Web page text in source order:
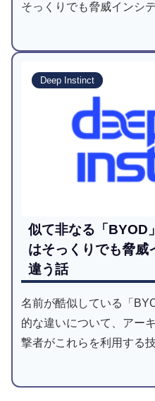
そっくりでも脅威インシ
いて略語ながら全く違う
Deep Instinct
似て非なる「BYOD
はそっくりでも脅威
違う話
名前が酷似している「
的な違いについて、アー
撃者がこれらを利用する
えながら、私の本音と実